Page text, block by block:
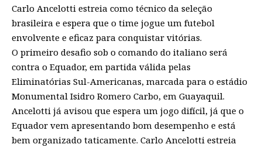
Carlo Ancelotti estreia como técnico da seleção
brasileira e espera que o time jogue um futebol
envolvente e eficaz para conquistar vitórias.
O primeiro desafio sob o comando do italiano será
contra o Equador, em partida válida pelas
Eliminatórias Sul-Americanas, marcada para o estádio
Monumental Isidro Romero Carbo, em Guayaquil.
Ancelotti já avisou que espera um jogo difícil, já que o
Equador vem apresentando bom desempenho e está
bem organizado taticamente. Carlo Ancelotti estreia